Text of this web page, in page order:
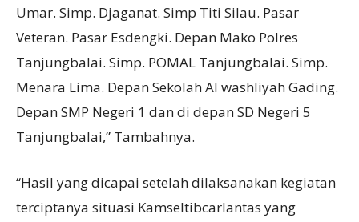
Umar. Simp. Djaganat. Simp Titi Silau. Pasar
Veteran. Pasar Esdengki. Depan Mako Polres
Tanjungbalai. Simp. POMAL Tanjungbalai. Simp.
Menara Lima. Depan Sekolah Al washliyah Gading.
Depan SMP Negeri 1 dan di depan SD Negeri 5
Tanjungbalai,” Tambahnya.
“Hasil yang dicapai setelah dilaksanakan kegiatan
terciptanya situasi Kamseltibcarlantas yang